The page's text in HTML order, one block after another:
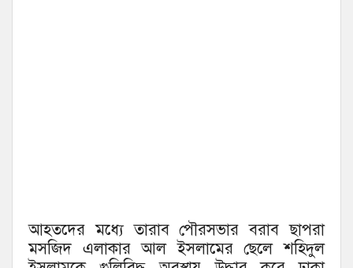
আহতদের মধ্যে তারাব পৌরসভার বরাব ছাপরা
মসজিদ এলাকার আল ইসলামের ছেলে শহিদুল